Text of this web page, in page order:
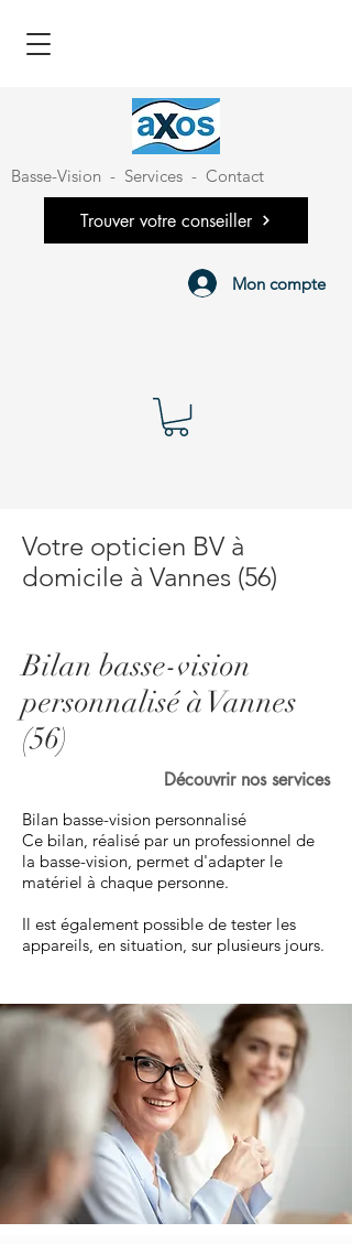
Basse-Vision - Services - Contact
Trouver votre conseiller
Mon compte
Votre opticien BV à
domicile à Vannes (56)
Bilan basse-vision
personnalisé à Vannes
(56)
Découvrir nos services
Bilan basse-vision personnalisé
Ce bilan, réalisé par un professionnel de
la basse-vision, permet d'adapter le
matériel à chaque personne.
Il est également possible de tester les
appareils, en situation, sur plusieurs jours.